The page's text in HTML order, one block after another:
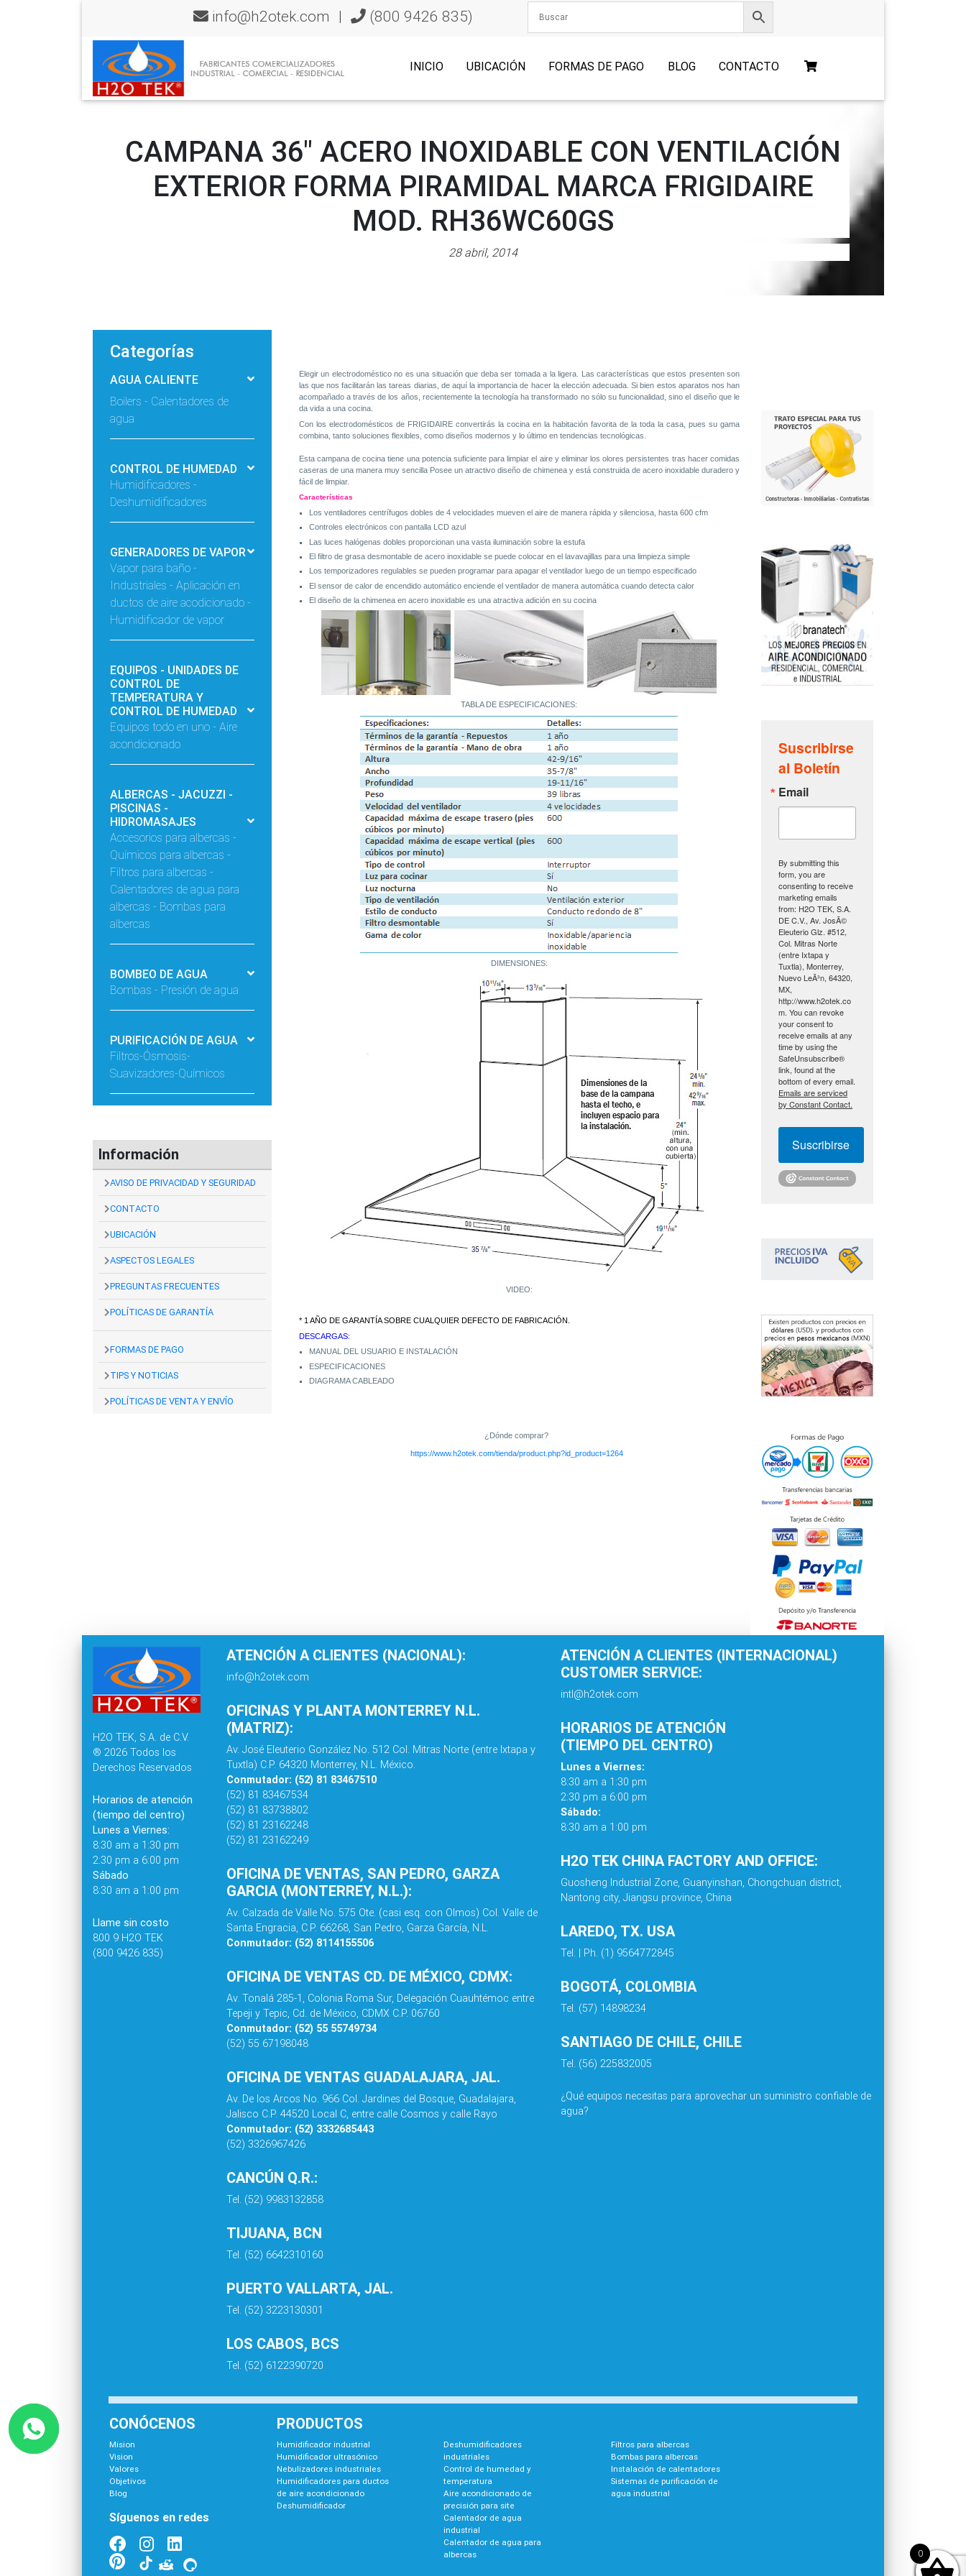
info@h2otek.com | (800 9426 835)
INICIO UBICACIÓN FORMAS DE PAGO BLOG CONTACTO
CAMPANA 36″ ACERO INOXIDABLE CON VENTILACIÓN
EXTERIOR FORMA PIRAMIDAL MARCA FRIGIDAIRE
MOD. RH36WC60GS
28 abril, 2014
Categorías
AGUA CALIENTE
Boilers - Calentadores de
agua
CONTROL DE HUMEDAD
Humidificadores -
Deshumidificadores
GENERADORES DE VAPOR
Vapor para baño -
Industriales - Aplicación en
ductos de aire acodicionado -
Humidificador de vapor
EQUIPOS - UNIDADES DE
CONTROL DE
TEMPERATURA Y
CONTROL DE HUMEDAD
Equipos todo en uno - Aire
acondicionado
ALBERCAS - JACUZZI -
PISCINAS -
HIDROMASAJES
Accesorios para albercas -
Químicos para albercas -
Filtros para albercas -
Calentadores de agua para
albercas - Bombas para
albercas
BOMBEO DE AGUA
Bombas - Presión de agua
PURIFICACIÓN DE AGUA
Filtros-Ósmosis-
Suavizadores-Químicos
Información
AVISO DE PRIVACIDAD Y SEGURIDAD
CONTACTO
UBICACIÓN
ASPECTOS LEGALES
PREGUNTAS FRECUENTES
POLÍTICAS DE GARANTÍA
FORMAS DE PAGO
TIPS Y NOTICIAS
POLÍTICAS DE VENTA Y ENVÍO
Elegir un electrodoméstico no es una situación que deba ser tomada a la ligera. Las características que estos presenten son
las que nos facilitarán las tareas diarias, de aquí la importancia de hacer la elección adecuada. Si bien estos aparatos nos han
acompañado a través de los años, recientemente la tecnología ha transformado no sólo su funcionalidad, sino el diseño que le
da vida a una cocina.
Con los electrodomésticos de FRIGIDAIRE convertirás la cocina en la habitación favorita de la toda la casa, pues su gama
combina, tanto soluciones flexibles, como diseños modernos y lo último en tendencias tecnológicas.
Esta campana de cocina tiene una potencia suficiente para limpiar el aire y eliminar los olores persistentes tras hacer comidas
caseras de una manera muy sencilla Posee un atractivo diseño de chimenea y está construida de acero inoxidable duradero y
fácil de limpiar.
Características
Los ventiladores centrífugos dobles de 4 velocidades mueven el aire de manera rápida y silenciosa, hasta 600 cfm
Controles electrónicos con pantalla LCD azul
Las luces halógenas dobles proporcionan una vasta iluminación sobre la estufa
El filtro de grasa desmontable de acero inoxidable se puede colocar en el lavavajillas para una limpieza simple
Los temporizadores regulables se pueden programar para apagar el ventilador luego de un tiempo especificado
El sensor de calor de encendido automático enciende el ventilador de manera automática cuando detecta calor
El diseño de la chimenea en acero inoxidable es una atractiva adición en su cocina
TABLA DE ESPECIFICACIONES:
DIMENSIONES:
VIDEO:
* 1 AÑO DE GARANTÍA SOBRE CUALQUIER DEFECTO DE FABRICACIÓN.
DESCARGAS:
MANUAL DEL USUARIO E INSTALACIÓN
ESPECIFICACIONES
DIAGRAMA CABLEADO
¿Dónde comprar?
https://www.h2otek.com/tienda/product.php?id_product=1264
Suscribirse
al Boletín
Email
By submitting this
form, you are
consenting to receive
marketing emails
from: H2O TEK, S.A.
DE C.V., Av. JosÃ©
Eleuterio Glz. #512,
Col. Mitras Norte
(entre Ixtapa y
Tuxtla), Monterrey,
Nuevo LeÃ³n, 64320,
MX,
http://www.h2otek.co
m. You can revoke
your consent to
receive emails at any
time by using the
SafeUnsubscribe®
link, found at the
bottom of every email.
Emails are serviced
by Constant Contact.
Suscribirse
H2O TEK, S.A. de C.V.
® 2026 Todos los
Derechos Reservados
Horarios de atención
(tiempo del centro)
Lunes a Viernes:
8:30 am a 1:30 pm
2:30 pm a 6:00 pm
Sábado
8:30 am a 1:00 pm
Llame sin costo
800 9 H2O TEK
(800 9426 835)
ATENCIÓN A CLIENTES (NACIONAL):
info@h2otek.com
OFICINAS Y PLANTA MONTERREY N.L.
(MATRIZ):
Av. José Eleuterio González No. 512 Col. Mitras Norte (entre Ixtapa y
Tuxtla) C.P. 64320 Monterrey, N.L. México.
Conmutador: (52) 81 83467510
(52) 81 83467534
(52) 81 83738802
(52) 81 23162248
(52) 81 23162249
OFICINA DE VENTAS, SAN PEDRO, GARZA
GARCIA (MONTERREY, N.L.):
Av. Calzada de Valle No. 575 Ote. (casi esq. con Olmos) Col. Valle de
Santa Engracia, C.P. 66268, San Pedro, Garza García, N.L.
Conmutador: (52) 8114155506
OFICINA DE VENTAS CD. DE MÉXICO, CDMX:
Av. Tonalá 285-1, Colonia Roma Sur, Delegación Cuauhtémoc entre
Tepeji y Tepic, Cd. de México, CDMX C.P. 06760
Conmutador: (52) 55 55749734
(52) 55 67198048
OFICINA DE VENTAS GUADALAJARA, JAL.
Av. De los Arcos No. 966 Col. Jardines del Bosque, Guadalajara,
Jalisco C.P. 44520 Local C, entre calle Cosmos y calle Rayo
Conmutador: (52) 3332685443
(52) 3326967426
CANCÚN Q.R.:
Tel. (52) 9983132858
TIJUANA, BCN
Tel. (52) 6642310160
PUERTO VALLARTA, JAL.
Tel. (52) 3223130301
LOS CABOS, BCS
Tel. (52) 6122390720
ATENCIÓN A CLIENTES (INTERNACIONAL)
CUSTOMER SERVICE:
intl@h2otek.com
HORARIOS DE ATENCIÓN
(TIEMPO DEL CENTRO)
Lunes a Viernes:
8:30 am a 1:30 pm
2:30 pm a 6:00 pm
Sábado:
8:30 am a 1:00 pm
H2O TEK CHINA FACTORY AND OFFICE:
Guosheng Industrial Zone, Guanyinshan, Chongchuan district,
Nantong city, Jiangsu province, China
LAREDO, TX. USA
Tel. | Ph. (1) 9564772845
BOGOTÁ, COLOMBIA
Tel. (57) 14898234
SANTIAGO DE CHILE, CHILE
Tel. (56) 225832005
¿Qué equipos necesitas para aprovechar un suministro confiable de
agua?
CONÓCENOS
Mision
Vision
Valores
Objetivos
Blog
Síguenos en redes
PRODUCTOS
Humidificador industrial
Humidificador ultrasónico
Nebulizadores industriales
Humidificadores para ductos
de aire acondicionado
Deshumidificador
Deshumidificadores
industriales
Control de humedad y
temperatura
Aire acondicionado de
precisión para site
Calentador de agua
industrial
Calentador de agua para
albercas
Filtros para albercas
Bombas para albercas
Instalación de calentadores
Sistemas de purificación de
agua industrial
0